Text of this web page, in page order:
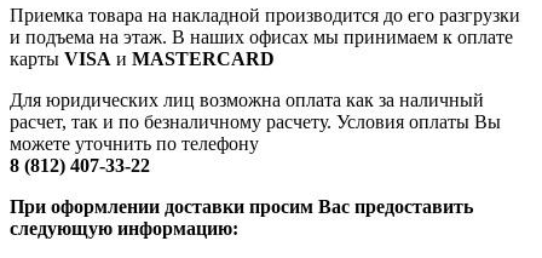
Приемка товара на накладной производится до его разгрузки
и подъема на этаж. В наших офисах мы принимаем к оплате
карты VISA и MASTERCARD
Для юридических лиц возможна оплата как за наличный
расчет, так и по безналичному расчету. Условия оплаты Вы
можете уточнить по телефону
8 (812) 407-33-22
При оформлении доставки просим Вас предоставить
следующую информацию: